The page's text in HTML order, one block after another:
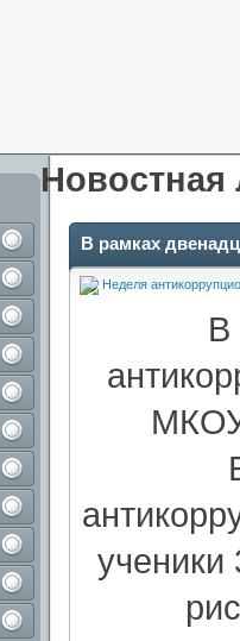
Новостная
В рамках
Неделя
В
ученики